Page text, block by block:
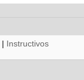
| Instructivos